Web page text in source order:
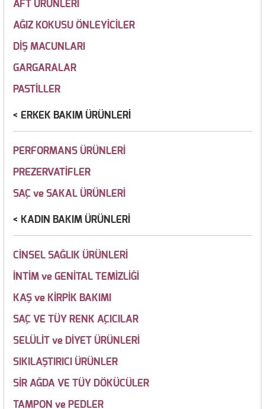
AFT ÜRÜNLERİ
AĞIZ KOKUSU ÖNLEYİCİLER
DİŞ MACUNLARI
GARGARALAR
PASTİLLER
ERKEK BAKIM ÜRÜNLERİ
PERFORMANS ÜRÜNLERİ
PREZERVATİFLER
SAÇ ve SAKAL ÜRÜNLERİ
KADIN BAKIM ÜRÜNLERİ
CİNSEL SAĞLIK ÜRÜNLERİ
İNTİM ve GENİTAL TEMİZLİĞİ
KAŞ ve KİRPİK BAKIMI
SAÇ VE TÜY RENK AÇICILAR
SELÜLİT ve DİYET ÜRÜNLERİ
SIKILAŞTIRICI ÜRÜNLER
SİR AĞDA VE TÜY DÖKÜCÜLER
TAMPON ve PEDLER